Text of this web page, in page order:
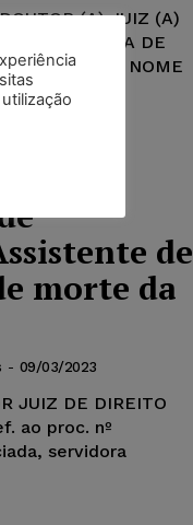
(A) JUIZ (A)
DA COMARCA DE
O NOME
de
morte da
- 09/03/2023
JUIZ DE DIREITO
ao proc. nº
servidora